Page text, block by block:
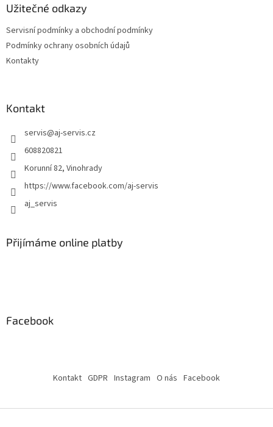
p
Užitečné odkazy
Servisní podmínky a obchodní podmínky
Podmínky ochrany osobních údajů
Kontakty
Kontakt
servis@aj-servis.cz
608820821
Korunní 82, Vinohrady
https://www.facebook.com/aj-servis
aj_servis
Přijímáme online platby
Facebook
Kontakt GDPR Instagram O nás Facebook